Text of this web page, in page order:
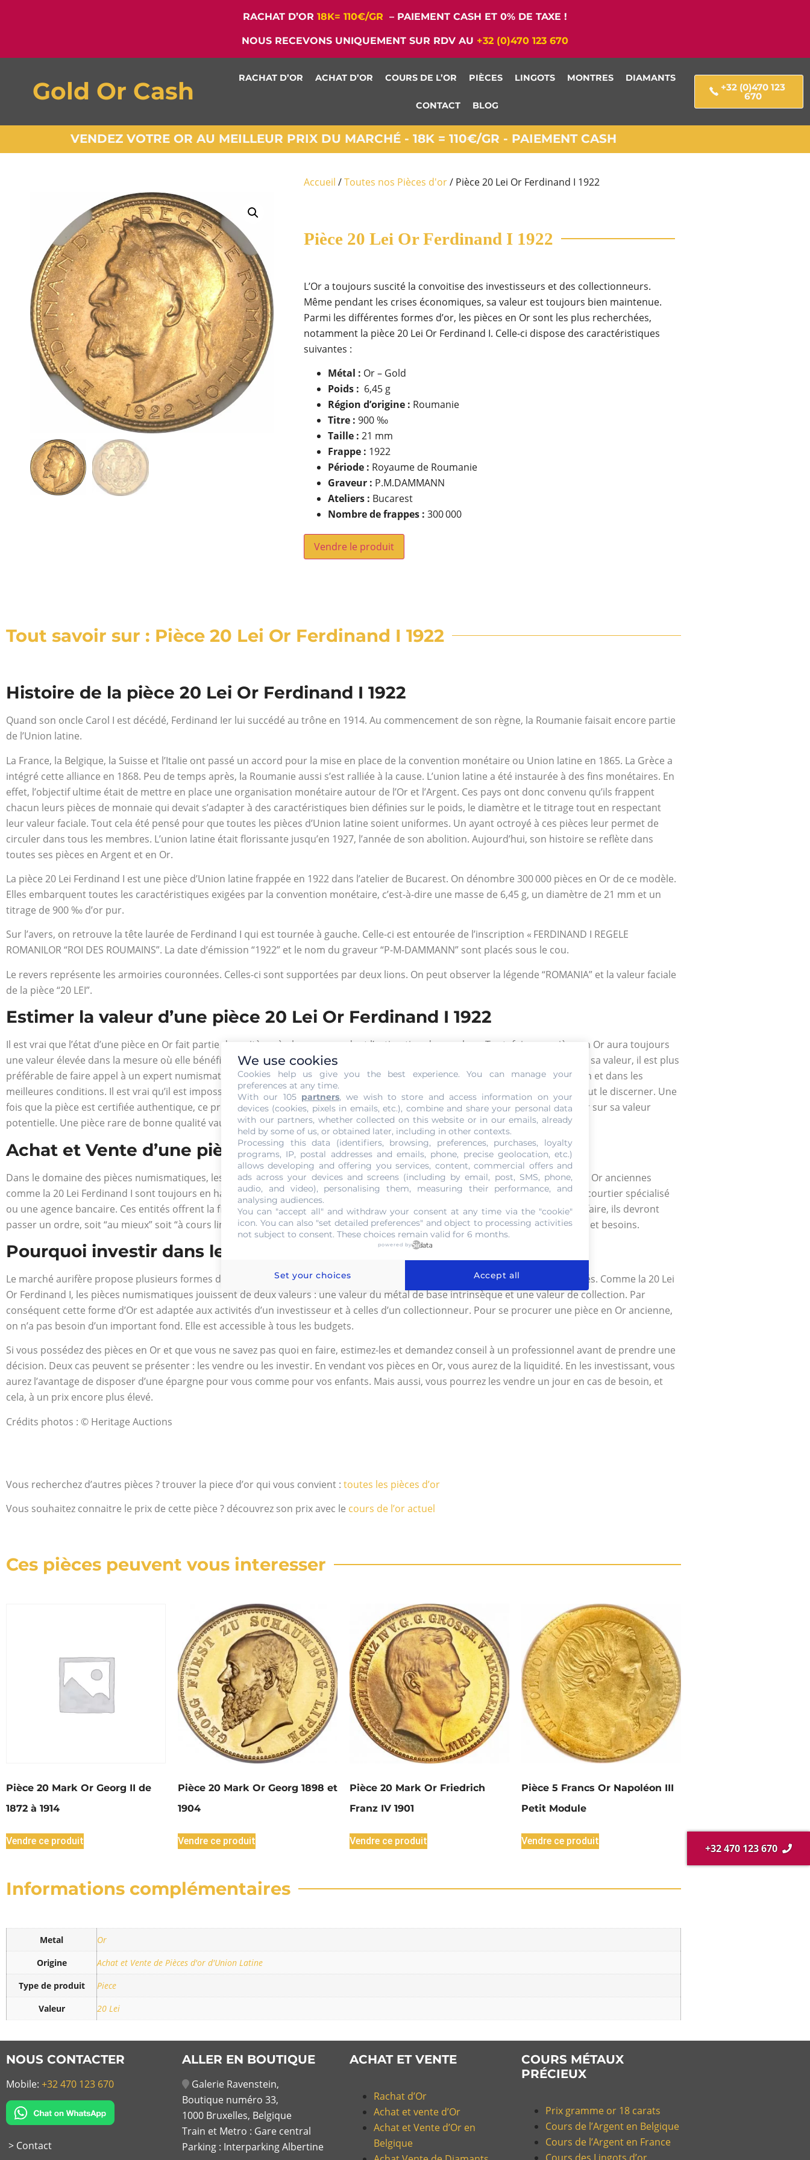
RACHAT D’OR 18K= 110€/GR – PAIEMENT CASH ET 0% DE TAXE !
NOUS RECEVONS UNIQUEMENT SUR RDV AU +32 (0)470 123 670
Gold Or Cash RACHAT D’OR ACHAT D’OR COURS DE L’OR PIÈCES LINGOTS MONTRES DIAMANTS
CONTACT BLOG
+32 (0)470 123
670
VENDEZ VOTRE OR AU MEILLEUR PRIX DU MARCHÉ - 18K = 110€/GR - PAIEMENT CASH
Accueil /Toutes nos Pièces d'or/ Pièce 20 Lei Or Ferdinand I 1922
Pièce 20 Lei Or Ferdinand I 1922
L’Or a toujours suscité la convoitise des investisseurs et des collectionneurs.
Même pendant les crises économiques, sa valeur est toujours bien maintenue.
Parmi les différentes formes d’or, les pièces en Or sont les plus recherchées,
notamment la pièce 20 Lei Or Ferdinand I. Celle-ci dispose des caractéristiques
suivantes :
Métal : Or – Gold
Poids : 6,45 g
Région d’origine : Roumanie
Titre : 900 ‰
Taille : 21 mm
Frappe : 1922
Période : Royaume de Roumanie
Graveur : P.M.DAMMANN
Ateliers : Bucarest
Nombre de frappes : 300 000
Vendre le produit
Tout savoir sur : Pièce 20 Lei Or Ferdinand I 1922
Histoire de la pièce 20 Lei Or Ferdinand I 1922
Quand son oncle Carol I est décédé, Ferdinand Ier lui succédé au trône en 1914. Au commencement de son règne, la Roumanie faisait encore partie
de l’Union latine.
La France, la Belgique, la Suisse et l’Italie ont passé un accord pour la mise en place de la convention monétaire ou Union latine en 1865. La Grèce a
intégré cette alliance en 1868. Peu de temps après, la Roumanie aussi s’est ralliée à la cause. L’union latine a été instaurée à des fins monétaires. En
effet, l’objectif ultime était de mettre en place une organisation monétaire autour de l’Or et l’Argent. Ces pays ont donc convenu qu’ils frappent
chacun leurs pièces de monnaie qui devait s’adapter à des caractéristiques bien définies sur le poids, le diamètre et le titrage tout en respectant
leur valeur faciale. Tout cela été pensé pour que toutes les pièces d’Union latine soient uniformes. Un ayant octroyé à ces pièces leur permet de
circuler dans tous les membres. L’union latine était florissante jusqu’en 1927, l’année de son abolition. Aujourd’hui, son histoire se reflète dans
toutes ses pièces en Argent et en Or.
La pièce 20 Lei Ferdinand I est une pièce d’Union latine frappée en 1922 dans l’atelier de Bucarest. On dénombre 300 000 pièces en Or de ce modèle.
Elles embarquent toutes les caractéristiques exigées par la convention monétaire, c’est-à-dire une masse de 6,45 g, un diamètre de 21 mm et un
titrage de 900 ‰ d’or pur.
Sur l’avers, on retrouve la tête laurée de Ferdinand I qui est tournée à gauche. Celle-ci est entourée de l’inscription « FERDINAND I REGELE
ROMANILOR “ROI DES ROUMAINS”. La date d’émission “1922” et le nom du graveur “P-M-DAMMANN” sont placés sous le cou.
Le revers représente les armoiries couronnées. Celles-ci sont supportées par deux lions. On peut observer la légende “ROMANIA” et la valeur faciale
de la pièce “20 LEI”.
Estimer la valeur d’une pièce 20 Lei Or Ferdinand I 1922
Il est vrai que l’état d’une pièce en Or fait partie des critères à observer pendant l’estimation de sa valeur. Toutefois, une pièce en Or aura toujours
une valeur élevée dans la mesure où elle bénéficie d’une double valeur, parce qu’elle est une pièce numismatique. Afin d’estimer sa valeur, il est plus
préférable de faire appel à un expert numismate. Ce dernier dispose des compétences requises pour mener à bien cette mission et dans les
meilleures conditions. Il est vrai qu’il est impossible de plagier parfaitement une pièce numismatique, mais seul ce spécialiste peut le discerner. Une
fois que la pièce est certifiée authentique, ce professionnel évaluera son état de conservation. Après cela, il pourra se prononcer sur sa valeur
potentielle. Une pièce rare de bonne qualité vaudra une somme importante.
Achat et Vente d’une pièce 20 Lei Or Ferdinand I 1922
Dans le domaine des pièces numismatiques, les achats et les ventes s’effectuent abondamment. En effet, la valeur des pièces en Or anciennes
comme la 20 Lei Ferdinand I sont toujours en hausse. Pour vendre votre pièce, il est recommandé de recourir aux services d’un courtier spécialisé
ou une agence bancaire. Ces entités offrent la fiabilité, la transparence et la sécurité pour la transaction de votre objet. Pour ce faire, ils devront
passer un ordre, soit “au mieux” soit “à cours limité” pour confirmer l’échange. L’opération se fera conformément à vos attentes et besoins.
Pourquoi investir dans les pièces 20 Lei Or Ferdinand I 1922
Le marché aurifère propose plusieurs formes d’or d’investissement. Le lingot et les pièces numismatiques sont les plus convoités. Comme la 20 Lei
Or Ferdinand I, les pièces numismatiques jouissent de deux valeurs : une valeur du métal de base intrinsèque et une valeur de collection. Par
conséquent cette forme d’Or est adaptée aux activités d’un investisseur et à celles d’un collectionneur. Pour se procurer une pièce en Or ancienne,
on n’a pas besoin d’un important fond. Elle est accessible à tous les budgets.
Si vous possédez des pièces en Or et que vous ne savez pas quoi en faire, estimez-les et demandez conseil à un professionnel avant de prendre une
décision. Deux cas peuvent se présenter : les vendre ou les investir. En vendant vos pièces en Or, vous aurez de la liquidité. En les investissant, vous
aurez l’avantage de disposer d’une épargne pour vous comme pour vos enfants. Mais aussi, vous pourrez les vendre un jour en cas de besoin, et
cela, à un prix encore plus élevé.
Crédits photos : © Heritage Auctions
Vous recherchez d’autres pièces ? trouver la piece d’or qui vous convient : toutes les pièces d’or
Vous souhaitez connaitre le prix de cette pièce ? découvrez son prix avec le cours de l’or actuel
Ces pièces peuvent vous interesser
Pièce 20 Mark Or Georg II de
1872 à 1914
Vendre ce produit
Pièce 20 Mark Or Georg 1898 et
1904
Vendre ce produit
Pièce 20 Mark Or Friedrich
Franz IV 1901
Vendre ce produit
Pièce 5 Francs Or Napoléon III
Petit Module
Vendre ce produit
Informations complémentaires
Metal
Or
Origine
Achat et Vente de Pièces d'or d'Union Latine
Type de produit
Piece
Valeur
20 Lei
NOUS CONTACTER
Mobile: +32 470 123 670
> Contact
+32 470 123 670
ALLER EN BOUTIQUE
Galerie Ravenstein,
Boutique numéro 33,
1000 Bruxelles, Belgique
Train et Metro : Gare central
Parking : Interparking Albertine
ACHAT ET VENTE
Rachat d’Or
Achat et vente d’Or
Achat et Vente d’Or en
Belgique
COURS MÉTAUX
PRÉCIEUX
Prix gramme or 18 carats
Cours de l’Argent en Belgique
Cours de l’Argent en France
We use cookies
Cookies help us give you the best experience. You can manage your
preferences at any time.
With our 105 partners, we wish to store and access information on your
devices (cookies, pixels in emails, etc.), combine and share your personal data
with our partners, whether collected on this website or in our emails, already
held by some of us, or obtained later, including in other contexts.
Processing this data (identifiers, browsing, preferences, purchases, loyalty
programs, IP, postal addresses and emails, phone, precise geolocation, etc.)
allows developing and offering you services, content, commercial offers and
ads across your devices and screens (including by email, post, SMS, phone,
audio, and video), personalising them, measuring their performance, and
analysing audiences.
You can "accept all" and withdraw your consent at any time via the "cookie"
icon. You can also "set detailed preferences" and object to processing activities
not subject to consent. These choices remain valid for 6 months.
powered by
Set your choices Accept all